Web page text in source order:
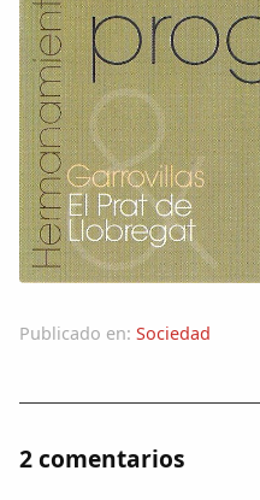
Modo oscuro
Publicado en: Sociedad
2 comentarios